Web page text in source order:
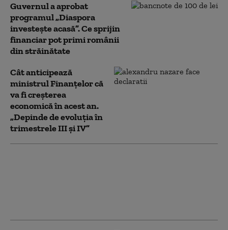
Guvernul a aprobat
programul „Diaspora
investește acasă”. Ce sprijin
financiar pot primi românii
din străinătate
Cât anticipează
ministrul Finanțelor că
va fi creşterea
economică în acest an.
„Depinde de evoluţia în
trimestrele III şi IV”